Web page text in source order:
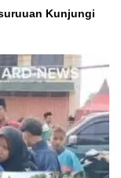
Kunjungi